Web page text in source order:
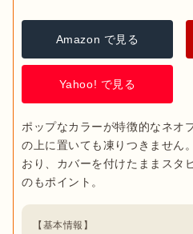
Amazon で見る
Yahoo! で見る
ポップなカラーが特徴的なネオ
の上に置いても凍りつきません
おり、カバーを付けたままスタ